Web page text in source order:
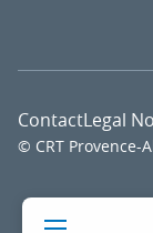
© CRT Provence-
ContactLegal